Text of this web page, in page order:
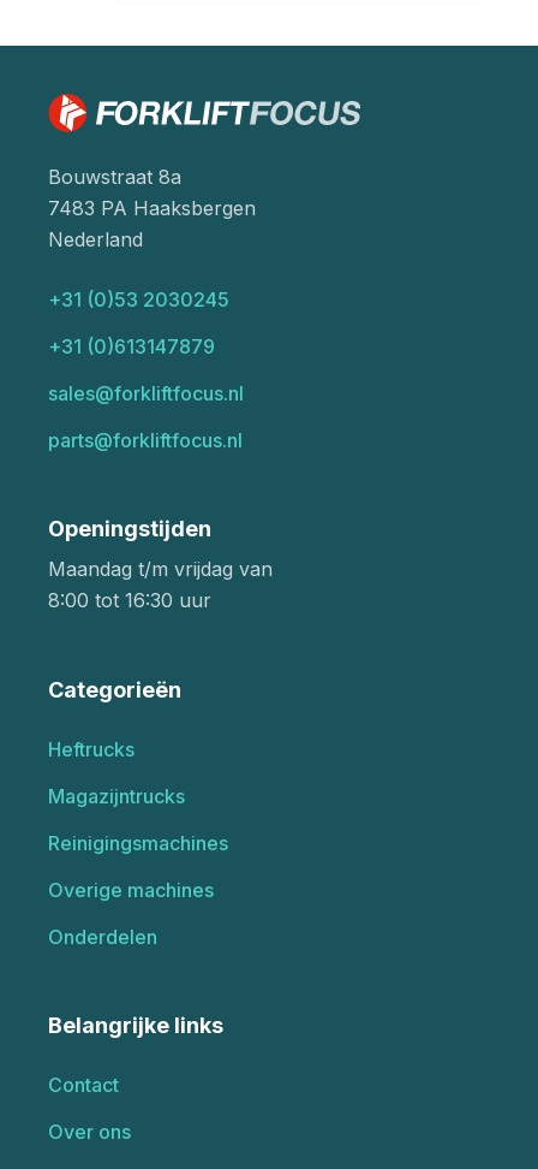
Bouwstraat 8a
7483 PA Haaksbergen
Nederland
+31 (0)53 2030245
+31 (0)613147879
sales@forkliftfocus.nl
parts@forkliftfocus.nl
Openingstijden
Maandag t/m vrijdag van
8:00 tot 16:30 uur
Categorieën
Heftrucks
Magazijntrucks
Reinigingsmachines
Overige machines
Onderdelen
Belangrijke links
Contact
Over ons